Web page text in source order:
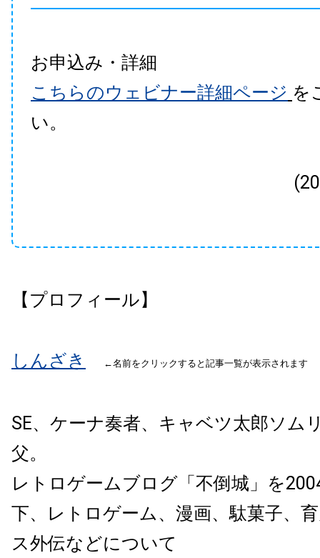
お申込み・詳細
こちらのウェビナー詳細ページ を
い。
【プロフィール】
しん ざき ←名前をクリックすると記事一覧が表示されます
SE、ケーナ奏者、キャベツ太郎ソム
父。
レトロゲームブログ「不倒城」を
下、レトロゲーム、漫画、駄菓子、
ス外伝などについて